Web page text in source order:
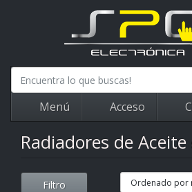
Menú Acceso
Radiadores de Aceite
Filtro